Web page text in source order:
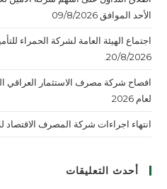
الأحد الموافق 09/8/2026
اجتماع الهيئة العامة لشركة الحمراء
20/8/2026.
افصاح شركة مصرف الاستثمار العراقي
لعام 2026
انتهاء اجراءات شركة المصرف الاقتصاد
أحدث التعليقات